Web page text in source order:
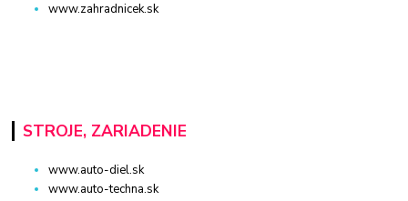
www.zahradnicek.sk
STROJE, ZARIADENIE
www.auto-diel.sk
www.auto-techna.sk